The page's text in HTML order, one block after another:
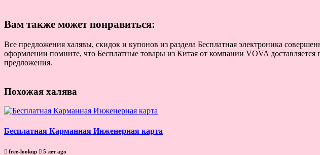
Вам также может понравиться:
Все предложения халявы, скидок и купонов из раздела Бесплатная электроника
оформлении помните, что Бесплатные товары из Китая от компании VOVA
предложения.
Похожая халява
Бесплатная Карманная Инженерная карта
free-lookup 5 лет ago